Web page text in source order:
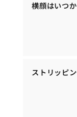
横顔はいつ
ストリッピ